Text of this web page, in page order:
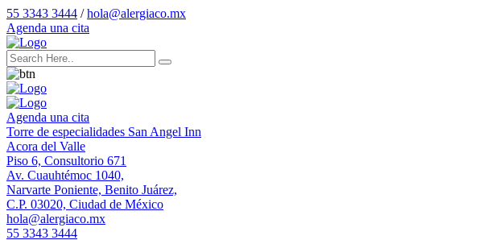
55 3343 3444 / hola@alergiaco.mx
Agenda una cita
Agenda una cita
Torre de especialidades San Angel Inn
Acora del Valle
Piso 6, Consultorio 671
Av. Cuauhtémoc 1040,
Narvarte Poniente, Benito Juárez,
C.P. 03020, Ciudad de México
hola@alergiaco.mx
55 3343 3444